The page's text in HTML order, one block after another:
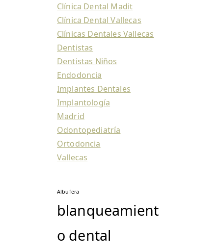
Clínica Dental Madit
Clínica Dental Vallecas
Clínicas Dentales Vallecas
Dentistas
Dentistas Niños
Endodoncia
Implantes Dentales
Implantología
Madrid
Odontopediatría
Ortodoncia
Vallecas
Albufera
blanqueamient
o dental